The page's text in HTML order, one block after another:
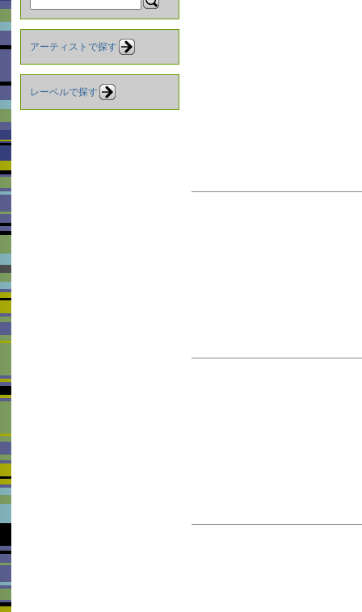
アーティストで探す
レーベルで探す